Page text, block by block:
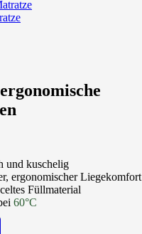
und kuschelig
ergonomischer Liegekomfort
Füllmaterial
60°C